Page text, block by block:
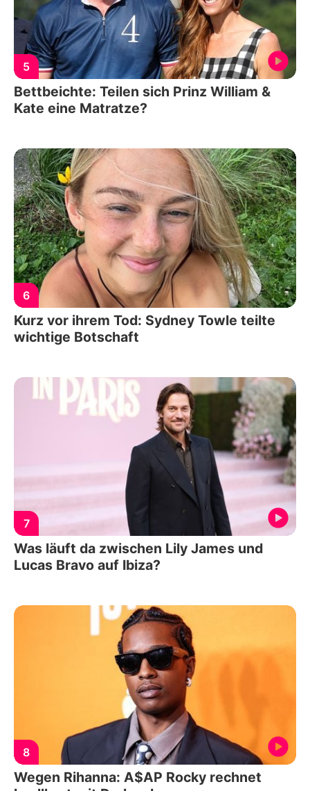
5
Bettbeichte: Teilen sich Prinz William &
Kate eine Matratze?
6
Kurz vor ihrem Tod: Sydney Towle teilte
wichtige Botschaft
7
Was läuft da zwischen Lily James und
Lucas Bravo auf Ibiza?
8
Wegen Rihanna: A$AP Rocky rechnet